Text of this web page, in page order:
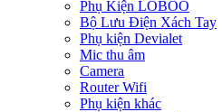
Phụ Kiện LOBOO
Bộ Lưu Điện Xách Tay
Phụ kiện Devialet
Mic thu âm
Camera
Router Wifi
Phụ kiện khác